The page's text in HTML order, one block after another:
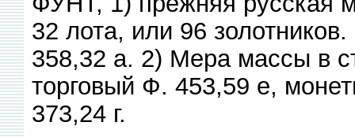
32 лота, или 96
358,32 а. 2) Мера массы в
торговый Ф. 453,59 е,
373,24 г.